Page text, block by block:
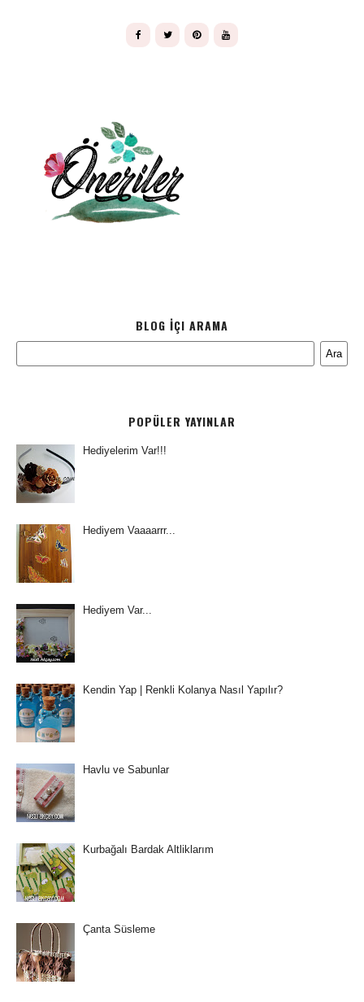
BLOG İÇI ARAMA
POPÜLER YAYINLAR
Hediyelerim Var!!!
Hediyem Vaaaarrr...
Hediyem Var...
Kendin Yap | Renkli Kolanya Nasıl Yapılır?
Havlu ve Sabunlar
Kurbağalı Bardak Altliklarım
Çanta Süsleme